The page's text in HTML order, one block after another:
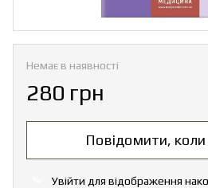
Немає в наявності
280 грн
Повідомити, коли
Увійти для відображення